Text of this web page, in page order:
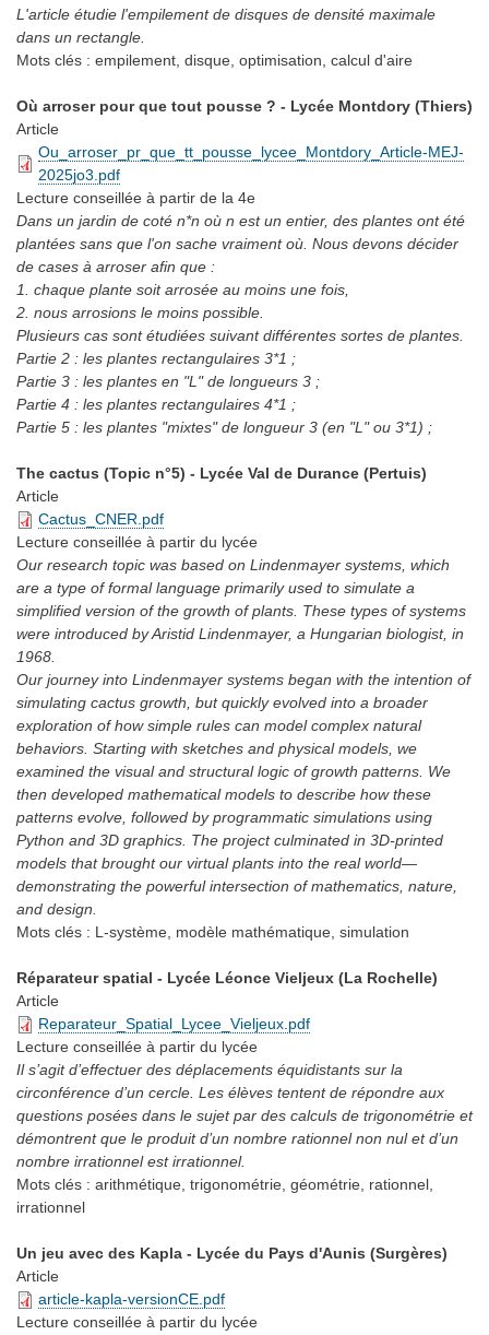
L'article étudie l'empilement de disques de densité maximale
dans un rectangle.
Mots clés : empilement, disque, optimisation, calcul d'aire
Où arroser pour que tout pousse ? - Lycée Montdory (Thiers)
Article
Ou_arroser_pr_que_tt_pousse_lycee_Montdory_Article-MEJ-
2025jo3.pdf
Lecture conseillée à partir de la 4e
Dans un jardin de coté n*n où n est un entier, des plantes ont été
plantées sans que l'on sache vraiment où. Nous devons décider
de cases à arroser afin que :
1. chaque plante soit arrosée au moins une fois,
2. nous arrosions le moins possible.
Plusieurs cas sont étudiées suivant différentes sortes de plantes.
Partie 2 : les plantes rectangulaires 3*1 ;
Partie 3 : les plantes en "L" de longueurs 3 ;
Partie 4 : les plantes rectangulaires 4*1 ;
Partie 5 : les plantes "mixtes" de longueur 3 (en "L" ou 3*1) ;
The cactus (Topic n°5) - Lycée Val de Durance (Pertuis)
Article
Cactus_CNER.pdf
Lecture conseillée à partir du lycée
Our research topic was based on Lindenmayer systems, which
are a type of formal language primarily used to simulate a
simplified version of the growth of plants. These types of systems
were introduced by Aristid Lindenmayer, a Hungarian biologist, in
1968.
Our journey into Lindenmayer systems began with the intention of
simulating cactus growth, but quickly evolved into a broader
exploration of how simple rules can model complex natural
behaviors. Starting with sketches and physical models, we
examined the visual and structural logic of growth patterns. We
then developed mathematical models to describe how these
patterns evolve, followed by programmatic simulations using
Python and 3D graphics. The project culminated in 3D-printed
models that brought our virtual plants into the real world—
demonstrating the powerful intersection of mathematics, nature,
and design.
Mots clés : L-système, modèle mathématique, simulation
Réparateur spatial - Lycée Léonce Vieljeux (La Rochelle)
Article
Reparateur_Spatial_Lycee_Vieljeux.pdf
Lecture conseillée à partir du lycée
Il s’agit d’effectuer des déplacements équidistants sur la
circonférence d’un cercle. Les élèves tentent de répondre aux
questions posées dans le sujet par des calculs de trigonométrie et
démontrent que le produit d’un nombre rationnel non nul et d’un
nombre irrationnel est irrationnel.
Mots clés : arithmétique, trigonométrie, géométrie, rationnel,
irrationnel
Un jeu avec des Kapla - Lycée du Pays d'Aunis (Surgères)
Article
article-kapla-versionCE.pdf
Lecture conseillée à partir du lycée